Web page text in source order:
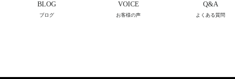
BLOG
ブログ
VOICE
お客様の声
Q&A
よくある質問